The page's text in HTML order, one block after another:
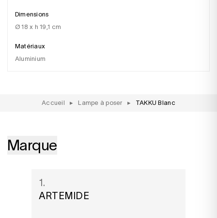
Dimensions
ø 18 x h 19,1 cm
Matériaux
aluminium
Accueil ▸ Lampe à poser ▸ TAKKU Blanc
Marque
1.
ARTEMIDE